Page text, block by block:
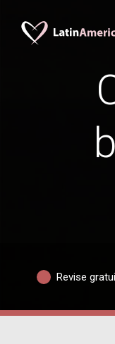
Revise